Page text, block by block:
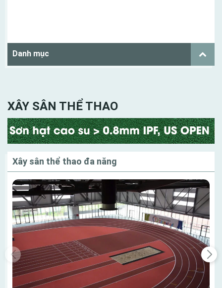
Danh mục
XÂY SÂN THỂ THAO
Xây sân thể thao đa năng